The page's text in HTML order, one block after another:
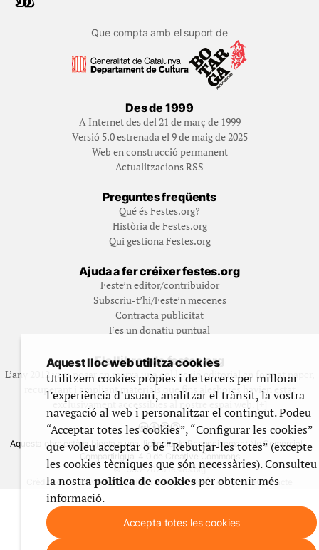
Que compta amb el suport de
Des de 1999
A Internet des del 21 de març de 1999
Versió 5.0 estrenada el 9 de maig de 2025
Web en construcció permanent
Actualitzacions RSS
Preguntes freqüents
Qué és Festes.org?
Història de Festes.org
Qui gestiona Festes.org
Ajuda a fer créixer festes.org
Feste’n editor/contribuidor
Subscriu-t’hi/Feste’n mecenes
Contracta publicitat
Fes un donatiu puntual
Els llibres de festes.org
L’any 2012 vam posar en marxa una col·lecció editorial en format paper,
recuperant i ampliant materials que fins aleshores havien estat
exclusivament accessibles al nostre espai web. [+]
Aquesta obra està subjecta a una llicència de Reconeixement No Comercial -
CompartirIgual 4.0 de Creative Commons
© 1999-2026 festes.org
Crèdits del webAvís legalPolítica de privadesaÚs de galetes Contacte
Aquest lloc web utilitza cookies
Utilitzem cookies pròpies i de tercers per millorar
l’experiència d’usuari, analitzar el trànsit, la vostra
navegació al web i personalitzar el contingut. Podeu
“Acceptar totes les cookies”, “Configurar les cookies”
que voleu acceptar o bé “Rebutjar-les totes” (excepte
les cookies tècniques que són necessàries). Consulteu
la nostrapolítica de cookiesper obtenir més
informació.
Accepta totes les cookies